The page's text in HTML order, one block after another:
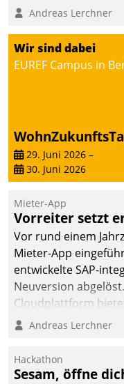
Andreas Lerchner
Wir sind dabei
EUREF Campus in
29. Juni 2026 –
30. Juni 2026
Mieter-App
Vorreiter setzt
Vor rund einem
Mieter-App
entwickelte SAP-
Neuversion
Cloudplattform
die Funktionalität
integrieren.
Andreas Lerchner
Hackathon
Sesam, öffne